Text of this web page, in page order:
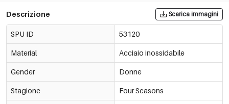
Descrizione Scarica immagini
SPU ID 53120
Material Acciaio inossidabile
Gender Donne
Stagione Four Seasons